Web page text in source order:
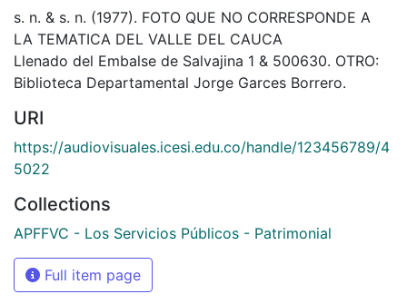
s. n. & s. n. (1977). FOTO QUE NO CORRESPONDE A
LA TEMATICA DEL VALLE DEL CAUCA
Llenado del Embalse de Salvajina 1 & 500630. OTRO:
Biblioteca Departamental Jorge Garces Borrero.
URI
https://audiovisuales.icesi.edu.co/handle/123456789/4
5022
Collections
APFFVC - Los Servicios Públicos - Patrimonial
Full item page